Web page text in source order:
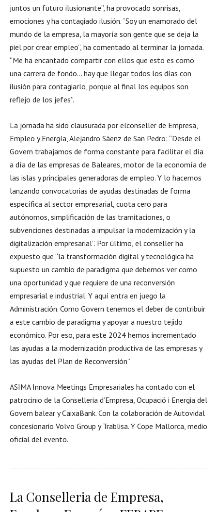
juntos un futuro ilusionante”, ha provocado sonrisas,
emociones y ha contagiado ilusión. “Soy un enamorado del
mundo de la empresa, la mayoría son gente que se deja la
piel por crear empleo”, ha comentado al terminar la jornada.
“Me ha encantado compartir con ellos que esto es como
una carrera de fondo… hay que llegar todos los días con
ilusión para contagiarlo, porque al final los equipos son
reflejo de los jefes”.
La jornada ha sido clausurada por elconseller de Empresa,
Empleo y Energía, Alejandro Sáenz de San Pedro: “Desde el
Govern trabajamos de forma constante para facilitar el día
a día de las empresas de Baleares, motor de la economía de
las islas y principales generadoras de empleo. Y lo hacemos
lanzando convocatorias de ayudas destinadas de forma
específica al sector empresarial, cuota cero para
autónomos, simplificación de las tramitaciones, o
subvenciones destinadas a impulsar la modernización y la
digitalización empresarial”. Por último, el conseller ha
expuesto que “la transformación digital y tecnológica ha
supuesto un cambio de paradigma que debemos ver como
una oportunidad y que requiere de una reconversión
empresarial e industrial. Y aquí entra en juego la
Administración. Como Govern tenemos el deber de contribuir
a este cambio de paradigma y apoyar a nuestro tejido
económico. Por eso, para este 2024 hemos incrementado
las ayudas a la modernización productiva de las empresas y
las ayudas del Plan de Reconversión”
ASIMA Innova Meetings Empresariales ha contado con el
patrocinio de la Conselleria d’Empresa, Ocupació i Energia del
Govern balear y CaixaBank. Con la colaboración de Autovidal
concesionario Volvo Group y Trablisa. Y Cope Mallorca, medio
oficial del evento.
La Conselleria de Empresa,